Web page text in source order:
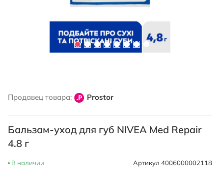
началу
изображений
Продавец товара: Prostor
Бальзам-уход для губ NIVEA Med Repair
4.8 г
В наличии Артикул 4006000002118